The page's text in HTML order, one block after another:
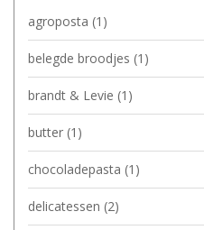
agroposta (1)
belegde broodjes (1)
brandt & Levie (1)
butter (1)
chocoladepasta (1)
delicatessen (2)